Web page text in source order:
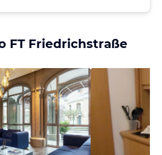
FT Friedrichstraße